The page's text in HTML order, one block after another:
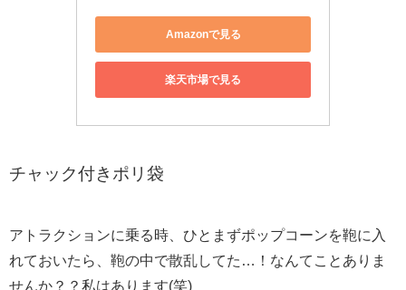
Amazonで見る
楽天市場で見る
チャック付きポリ袋
アトラクションに乗る時、ひとまずポップコーンを鞄に入
れておいたら、鞄の中で散乱してた…！なんてことありま
せんか？？私はあります(笑)